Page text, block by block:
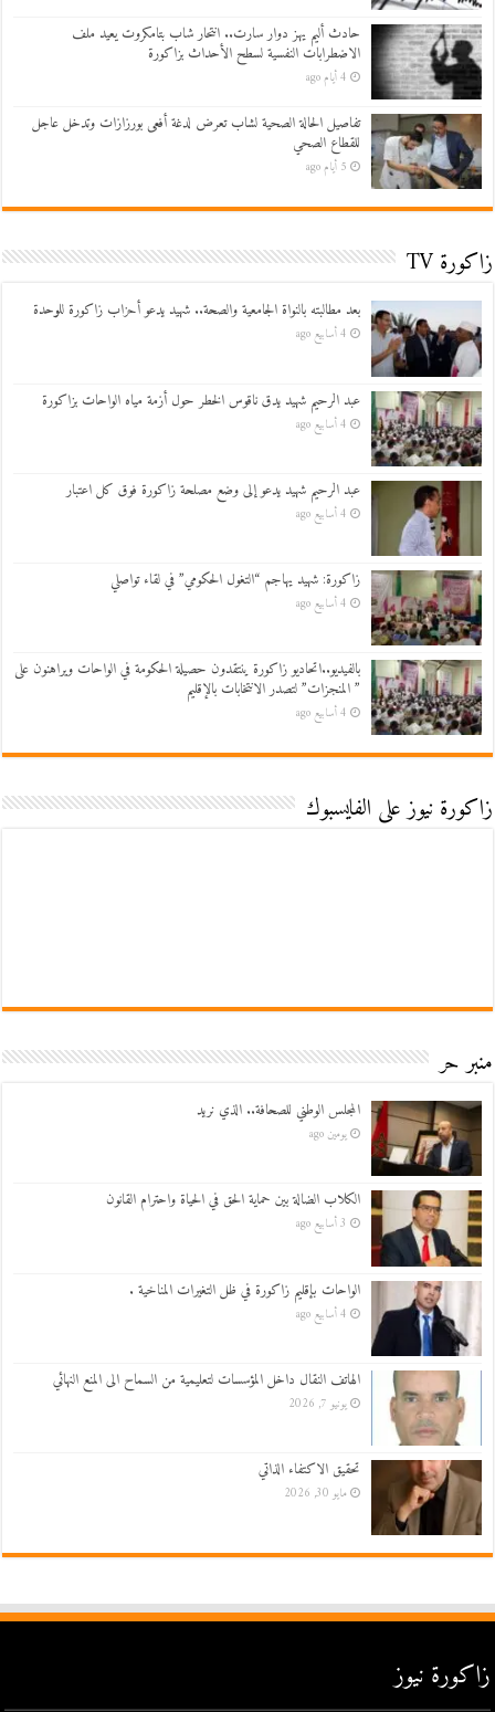
حادث أليم يهز دوار سارت.. انتحار شاب بتامكروت يعيد ملف
الاضطرابات النفسية لسطح الأحداث بزاكورة
4 أيام ago
تفاصيل الحالة الصحية لشاب تعرض لدغة أفعى بورزازات وتدخل عاجل
للقطاع الصحي
5 أيام ago
زاكورة TV
بعد مطالبته بالنواة الجامعية والصحة.. شهيد يدعو أحزاب زاكورة للوحدة
4 أسابيع ago
عبد الرحيم شهيد يدق ناقوس الخطر حول أزمة مياه الواحات بزاكورة
4 أسابيع ago
عبد الرحيم شهيد يدعو إلى وضع مصلحة زاكورة فوق كل اعتبار
4 أسابيع ago
زاكورة: شهيد يهاجم “التغول الحكومي” في لقاء تواصلي
4 أسابيع ago
بالفيديو..اتحاديو زاكورة ينتقدون حصيلة الحكومة في الواحات ويراهنون على
” المنجزات” لتصدر الانتخابات بالإقليم
4 أسابيع ago
زاكورة نيوز على الفايسبوك
منبر حر
المجلس الوطني للصحافة.. الذي نريد
يومين ago
الكلاب الضالة بين حماية الحق في الحياة واحترام القانون
3 أسابيع ago
الواحات بإقليم زاكورة في ظل التغيرات المناخية .
4 أسابيع ago
الهاتف النقال داخل المؤسسات لتعليمية من السماح الى المنع النهائي
يونيو 7, 2026
تحقيق الاكتفاء الذاتي
مايو 30, 2026
زاكورة نيوز